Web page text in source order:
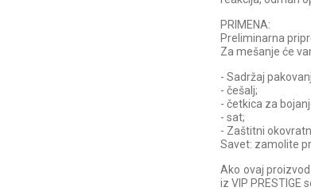
PRIMENA:
Preliminarna
Za mešanje će
- Sadržaj
- češalj;
- četkica za
- sat;
- Zaštitni
Savet: zamolite
Ako ovaj
iz VIP